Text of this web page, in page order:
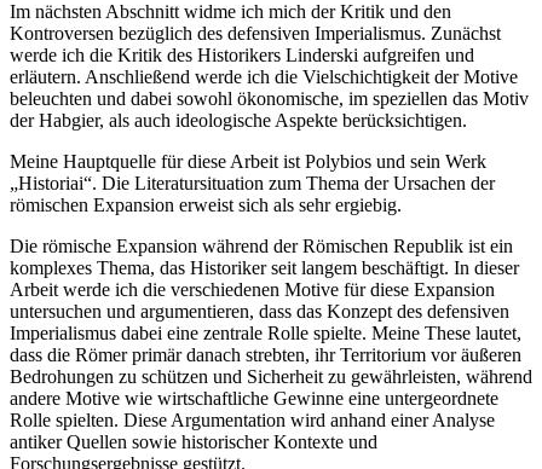
Im nächsten Abschnitt widme ich mich der Kritik und den
Kontroversen bezüglich des defensiven Imperialismus. Zunächst
werde ich die Kritik des Historikers Linderski aufgreifen und
erläutern. Anschließend werde ich die Vielschichtigkeit der Motive
beleuchten und dabei sowohl ökonomische, im speziellen das Motiv
der Habgier, als auch ideologische Aspekte berücksichtigen.
Meine Hauptquelle für diese Arbeit ist Polybios und sein Werk
„Historiai“. Die Literatursituation zum Thema der Ursachen der
römischen Expansion erweist sich als sehr ergiebig.
Die römische Expansion während der Römischen Republik ist ein
komplexes Thema, das Historiker seit langem beschäftigt. In dieser
Arbeit werde ich die verschiedenen Motive für diese Expansion
untersuchen und argumentieren, dass das Konzept des defensiven
Imperialismus dabei eine zentrale Rolle spielte. Meine These lautet,
dass die Römer primär danach strebten, ihr Territorium vor äußeren
Bedrohungen zu schützen und Sicherheit zu gewährleisten, während
andere Motive wie wirtschaftliche Gewinne eine untergeordnete
Rolle spielten. Diese Argumentation wird anhand einer Analyse
antiker Quellen sowie historischer Kontexte und
Forschungsergebnisse gestützt.